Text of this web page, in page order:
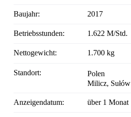
Baujahr: 2017
Betriebsstunden: 1.622 M/Std.
Nettogewicht: 1.700 kg
Standort:
Polen
Milicz, Sułów
Anzeigendatum: über 1 Monat